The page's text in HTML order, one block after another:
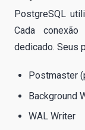
PostgreSQL
Cada
dedicado. Seus
Postmaster
Background
WAL Writer